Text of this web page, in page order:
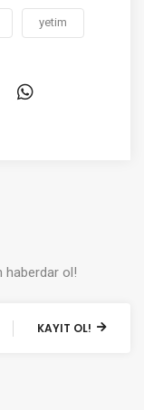
yetim
haberdar ol!
KAYIT OL!